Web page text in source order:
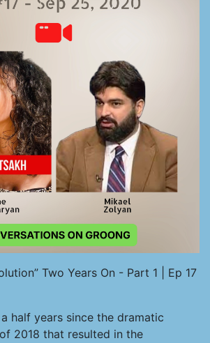
Two Years On - Part 1 | Ep 17
half years since the dramatic
2018 that resulted in the